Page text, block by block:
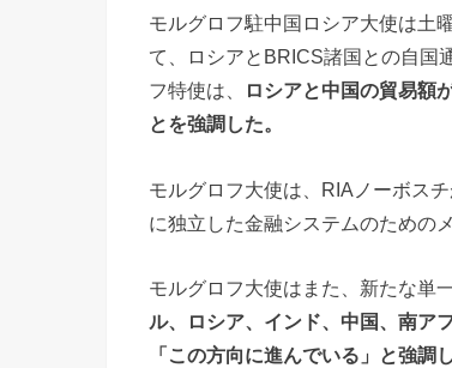
加
盟
を
す
る
が
増
モルグロフ駐中国ロシア大使は土
て、ロシアとBRICS諸国との自国
フ特使は、
ロシアと中国の貿易額
とを強調した。
モルグロフ大使は、RIAノーボス
に独立した金融システムのための
モルグロフ大使はまた、新たな単
ル、ロシア、インド、中国、南ア
「この方向に進んでいる」と強調し